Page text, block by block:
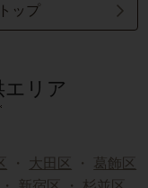
ップ
エリア
・ 大田区 ・
葛飾区